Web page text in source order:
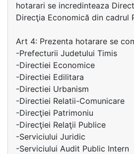
hotarari se incredinteaza
Direcţia Economică din cadrul
Art 4: Prezenta hotarare se
-Prefecturii Judetului Timis
-Directiei Economice
-Directiei Edilitara
-Directiei Urbanism
-Directiei Relatii-Comunicare
-Direcţiei Patrimoniu
-Direcţiei Relaţii Publice
-Serviciului Juridic
-Serviciului Audit Public Intern